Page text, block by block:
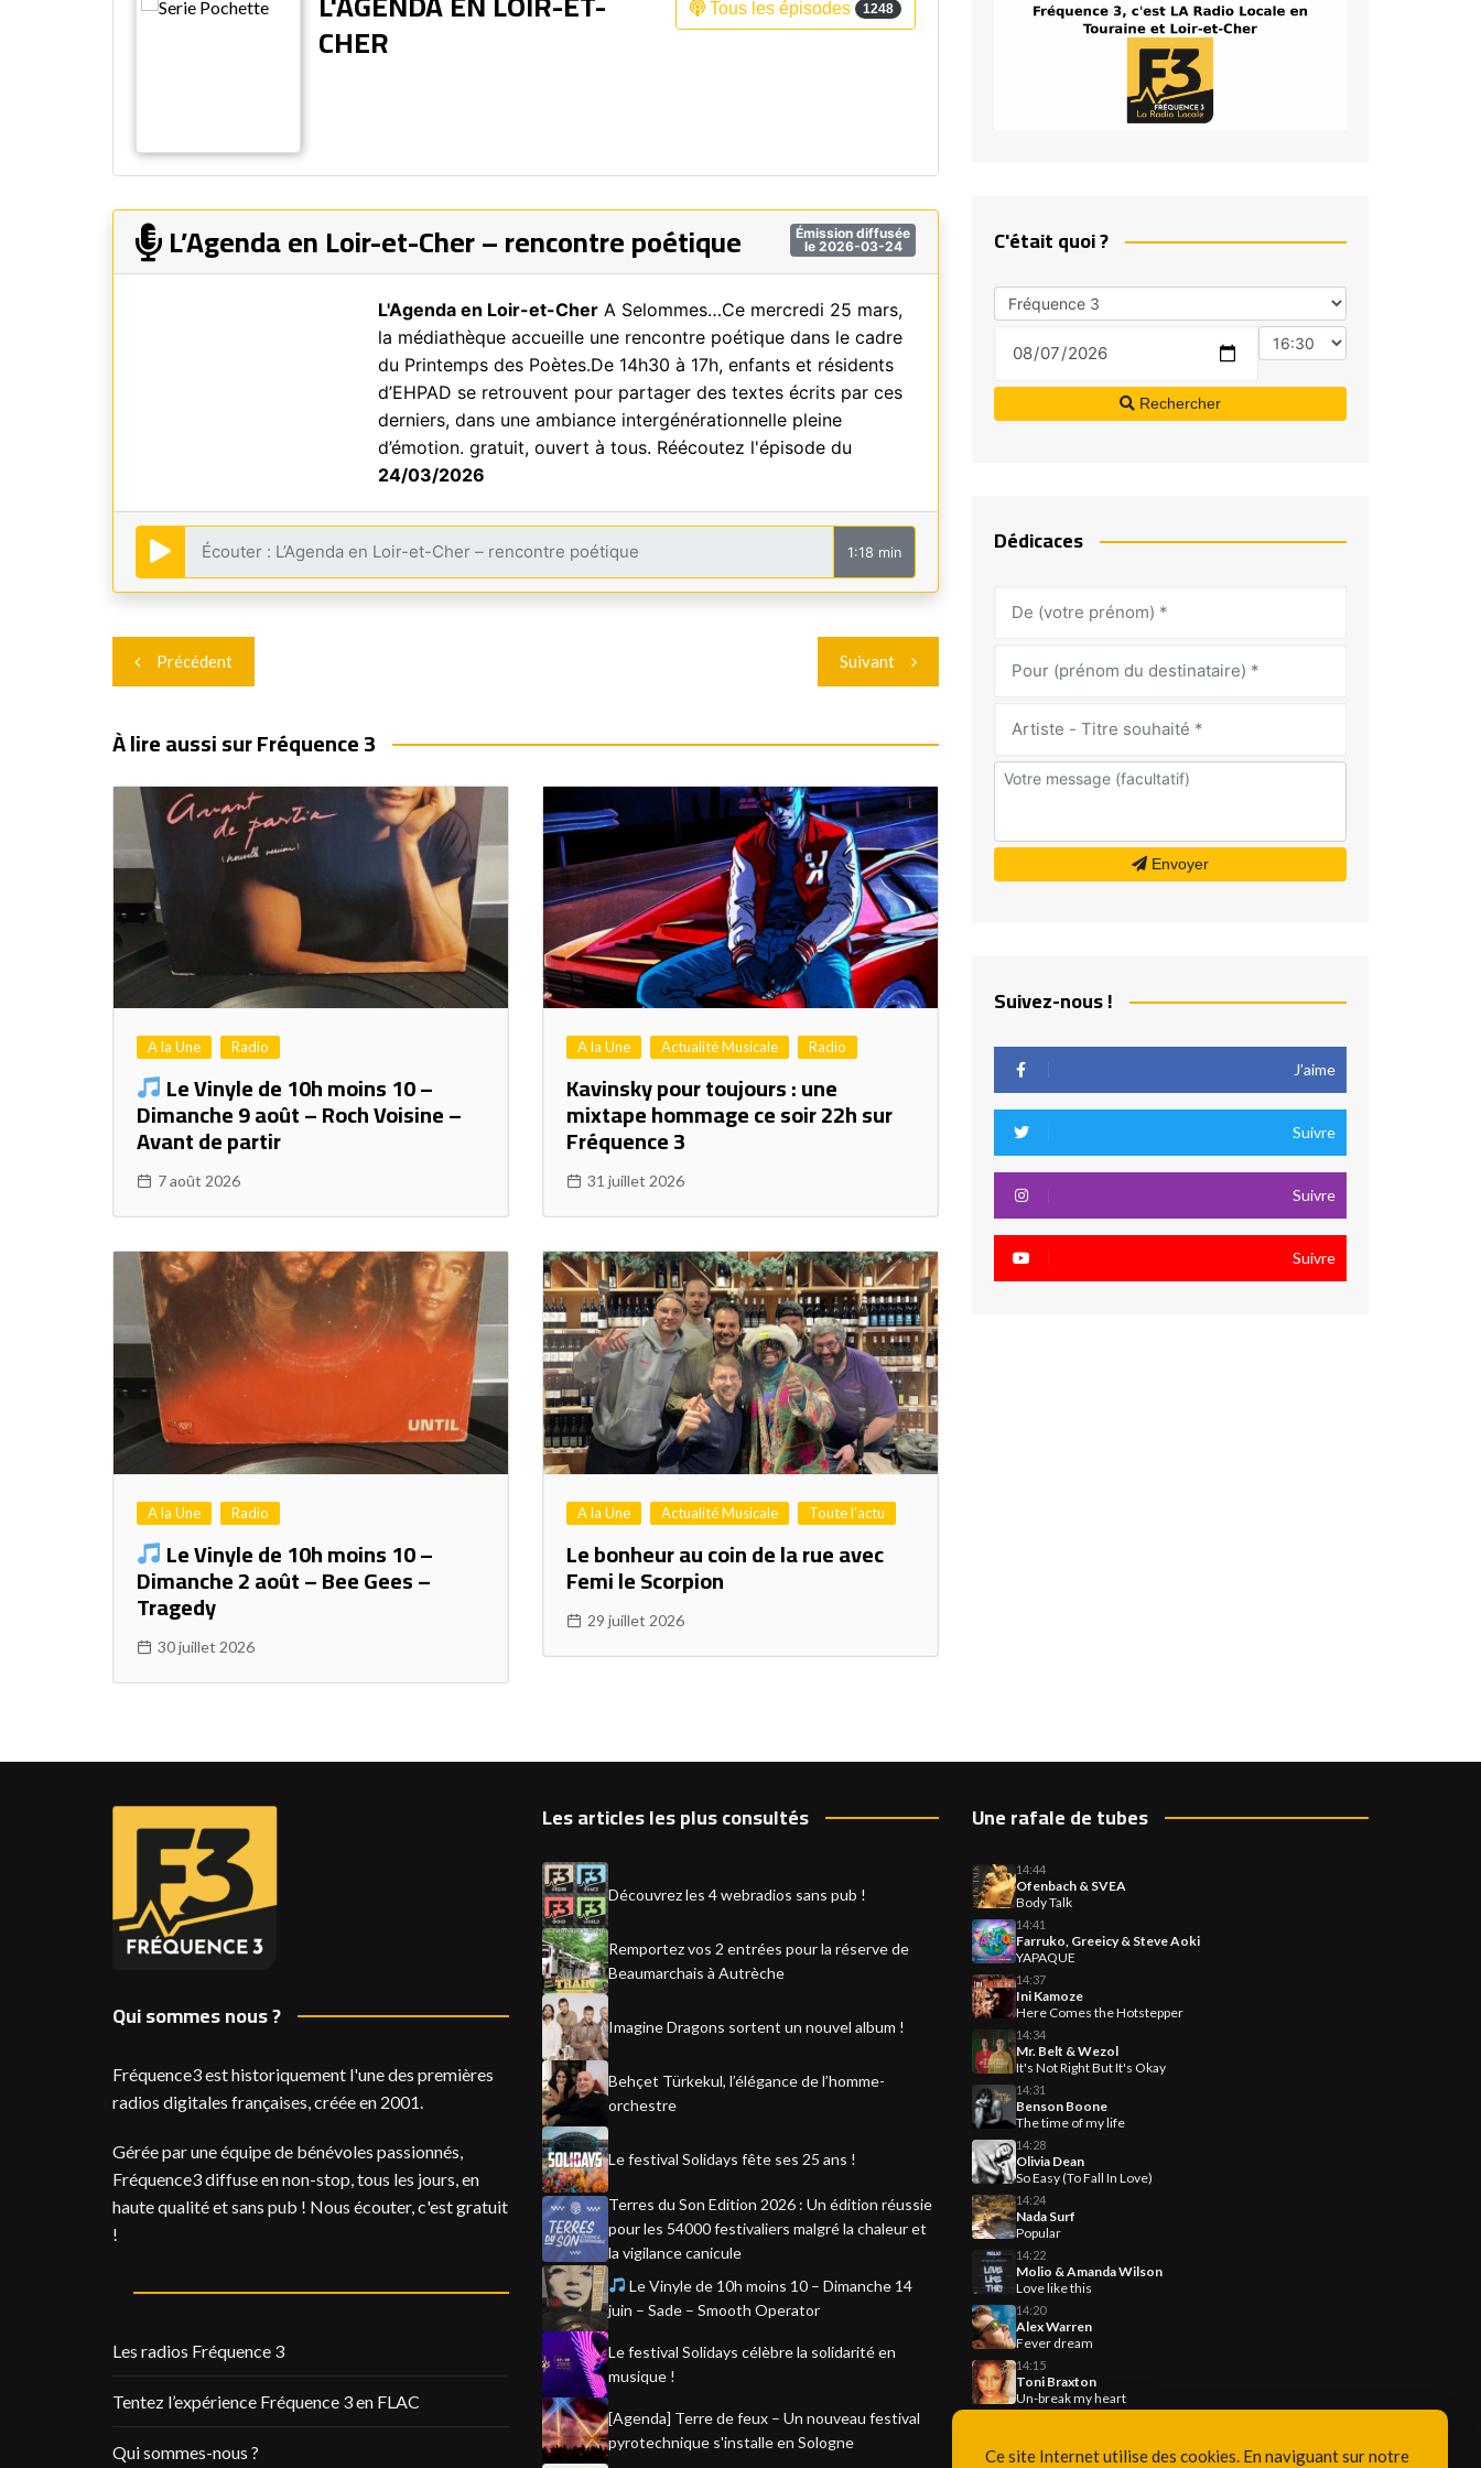
Fréquence 3 Urban
Tous les épisodes 1248
CHER
Émission diffusée
le 2026-03-24
L’Agenda en Loir-et-Cher – rencontre poétique
L'Agenda en Loir-et-Cher A Selommes…Ce mercredi 25 mars,
la médiathèque accueille une rencontre poétique dans le cadre
du Printemps des Poètes.De 14h30 à 17h, enfants et résidents
d’EHPAD se retrouvent pour partager des textes écrits par ces
derniers, dans une ambiance intergénérationnelle pleine
d’émotion. gratuit, ouvert à tous. Réécoutez l'épisode du
24/03/2026
1:18 min
Navigation
de
l’article
Précédent Suivant
À lire aussi sur Fréquence 3
A la Une Radio
Le Vinyle de 10h moins 10 –
Dimanche 9 août – Roch Voisine –
Avant de partir
7 août 2026
A la Une Actualité Musicale Radio
Kavinsky pour toujours : une
mixtape hommage ce soir 22h sur
Fréquence 3
31 juillet 2026
A la Une Radio
Le Vinyle de 10h moins 10 –
Dimanche 2 août – Bee Gees –
Tragedy
30 juillet 2026
A la Une Actualité Musicale Toute l'actu
Le bonheur au coin de la rue avec
Femi le Scorpion
29 juillet 2026
C'était quoi ?
Rechercher
Dédicaces
Envoyer
Suivez-nous !
J’aime
Suivre
Suivre
Suivre
Qui sommes nous ?
Fréquence3 est historiquement l'une des premières
radios digitales françaises, créée en 2001.
Gérée par une équipe de bénévoles passionnés,
Fréquence3 diffuse en non-stop, tous les jours, en
haute qualité et sans pub ! Nous écouter, c'est gratuit
!
Les radios Fréquence 3
Tentez l’expérience Fréquence 3 en FLAC
Qui sommes-nous ?
Les articles les plus consultés
Découvrez les 4 webradios sans pub !
Remportez vos 2 entrées pour la réserve de
Beaumarchais à Autrèche
Imagine Dragons sortent un nouvel album !
Behçet Türkekul, l’élégance de l’homme-
orchestre
Le festival Solidays fête ses 25 ans !
Terres du Son Edition 2026 : Un édition réussie
pour les 54000 festivaliers malgré la chaleur et
la vigilance canicule
Le Vinyle de 10h moins 10 – Dimanche 14
juin – Sade – Smooth Operator
Le festival Solidays célèbre la solidarité en
musique !
[Agenda] Terre de feux – Un nouveau festival
pyrotechnique s'installe en Sologne
Une rafale de tubes
14:44
Ofenbach & SVEA
Body Talk
14:41
Farruko, Greeicy & Steve Aoki
YAPAQUE
14:37
Ini Kamoze
Here Comes the Hotstepper
14:34
Mr. Belt & Wezol
It's Not Right But It's Okay
14:31
Benson Boone
The time of my life
14:28
Olivia Dean
So Easy (To Fall In Love)
14:24
Nada Surf
Popular
14:22
Molio & Amanda Wilson
Love like this
14:20
Alex Warren
Fever dream
14:15
Toni Braxton
Un-break my heart
Ce site Internet utilise des cookies. En naviguant sur notre